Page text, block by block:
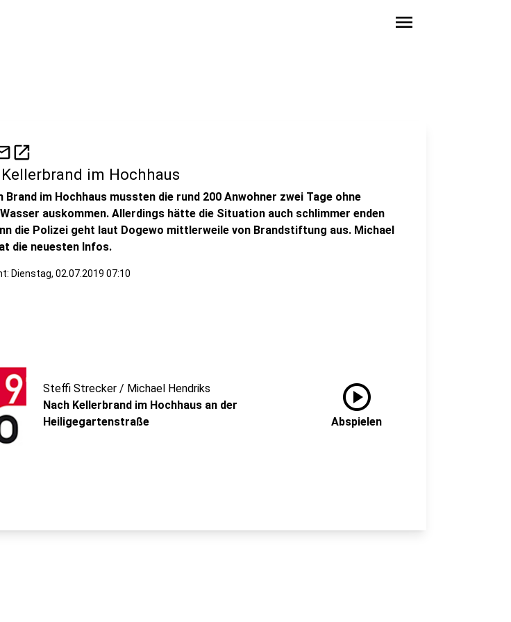
menu
open_in_new
im Hochhaus
Brand im Hochhaus mussten die rund 200 Anwohner zwei Tage ohne
auskommen. Allerdings hätte die Situation auch schlimmer enden
die Polizei geht laut Dogewo mittlerweile von Brandstiftung aus. Michael
die neuesten Infos.
Dienstag, 02.07.2019 07:10
Steffi Strecker / Michael Hendriks
Nach Kellerbrand im Hochhaus an der
Heiligegartenstraße
play_circle
Abspielen